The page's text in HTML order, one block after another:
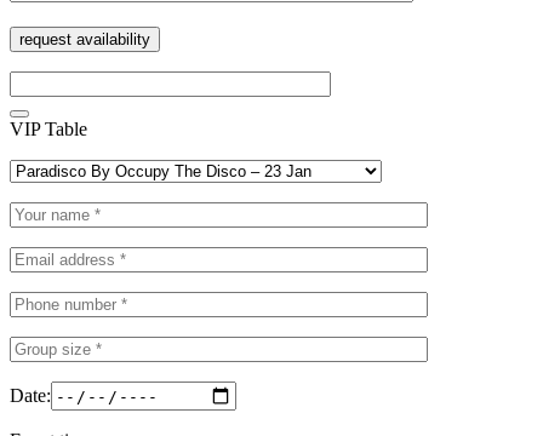
VIP Table
Date: